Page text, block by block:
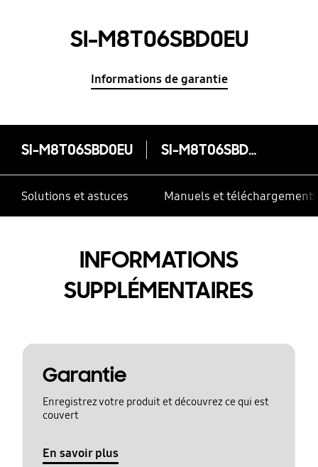
SI-M8T06SBD0EU
Informations de garantie
SI-M8T06SBD0EU SI-M8T06SBD0EU
Solutions et astuces Manuels et téléchargements
INFORMATIONS
SUPPLÉMENTAIRES
Garantie
Enregistrez votre produit et découvrez ce qui est
couvert
En savoir plus